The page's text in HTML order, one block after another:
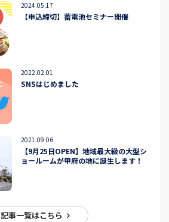
2024.05.17
【申込締切】蓄電池セミナー開催
2022.02.01
SNSはじめました
2021.09.06
【9月25日OPEN】地域最大級の大型シ
ョールームが甲府の地に誕生します！
記事一覧はこちら